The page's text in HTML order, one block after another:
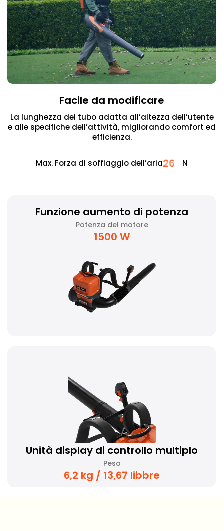
Facile da modificare
La lunghezza del tubo adatta all’altezza dell’utente
e alle specifiche dell’attività, migliorando comfort ed
efficienza.
Max. Forza di soffiaggio dell’aria26 N
Funzione aumento di potenza
Potenza del motore
1500 W
Unità display di controllo multiplo
Peso
6,2 kg / 13,67 libbre